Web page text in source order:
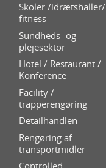
Skoler /idrætshaller/
fitness
Sundheds- og
plejesektor
Hotel / Restaurant /
Konference
Facility /
trapperengøring
Detailhandlen
Rengøring af
transportmidler